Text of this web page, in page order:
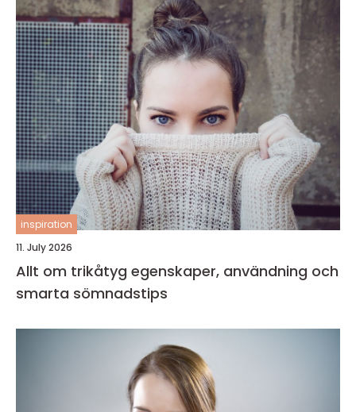
inspiration
11. July 2026
Allt om trikåtyg egenskaper, användning och
smarta sömnadstips